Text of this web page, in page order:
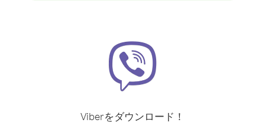
Viberをダウンロード！